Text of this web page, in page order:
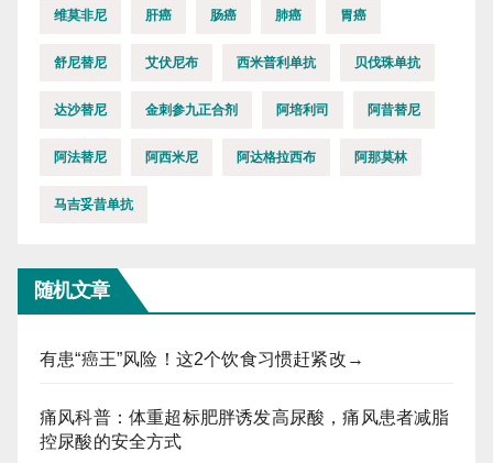
维莫非尼 肝癌 肠癌 肺癌 胃癌
舒尼替尼 艾伏尼布 西米普利单抗 贝伐珠单抗
达沙替尼 金刺参九正合剂 阿培利司 阿昔替尼
阿法替尼 阿西米尼 阿达格拉西布 阿那莫林
马吉妥昔单抗
随机文章
有患“癌王”风险！这2个饮食习惯赶紧改→
痛风科普：体重超标肥胖诱发高尿酸，痛风患者减脂
控尿酸的安全方式